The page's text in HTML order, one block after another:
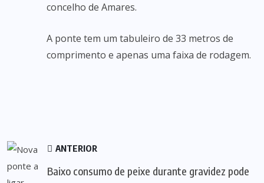
concelho de Amares.
A ponte tem um tabuleiro de 33 metros de
comprimento e apenas uma faixa de rodagem.
ANTERIOR
Baixo consumo de peixe durante gravidez pode